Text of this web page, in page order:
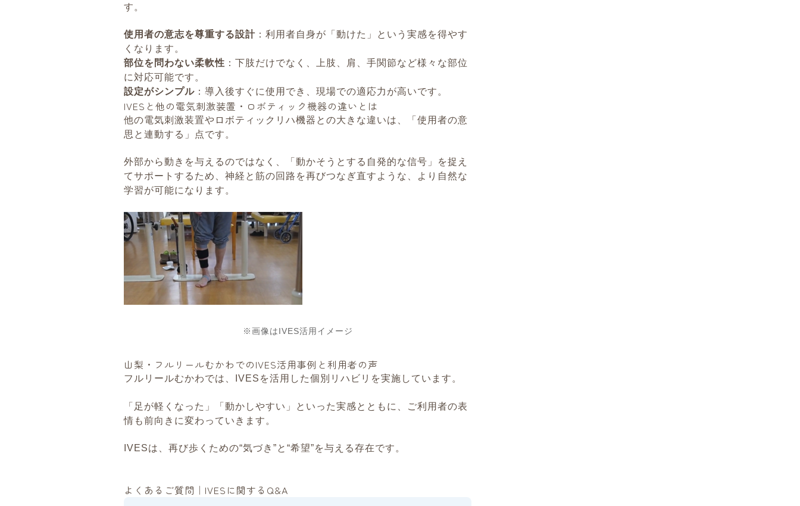
す。
使用者の意志を尊重する設計 ：利用者自身が「動けた」という実感を得やす
くなります。
部位を問わない柔軟性 ：下肢だけでなく、上肢、肩、手関節など様々な部位
に対応可能です。
設定がシンプル ：導入後すぐに使用でき、現場での適応力が高いです。
IVESと他の電気刺激装置・ロボティック機器の違いとは
他の電気刺激装置やロボティックリハ機器との大きな違いは、「使用者の意
思と連動する」点です。
外部から動きを与えるのではなく、「動かそうとする自発的な信号」を捉え
てサポートするため、神経と筋の回路を再びつなぎ直すような、より自然な
学習が可能になります。
※画像はIVES活用イメージ
山梨・フルリールむかわでのIVES活用事例と利用者の声
フルリールむかわでは、IVESを活用した個別リハビリを実施しています。
「足が軽くなった」「動かしやすい」といった実感とともに、ご利用者の表
情も前向きに変わっていきます。
IVESは、再び歩くための“気づき”と“希望”を与える存在です。
よくあるご質問｜IVESに関するQ&A